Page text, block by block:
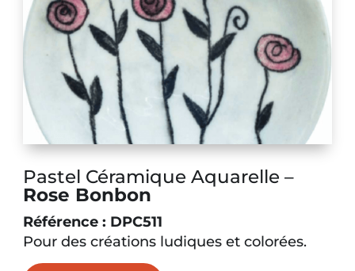
Pastel Céramique Aquarelle –
Rose Bonbon
Référence : DPC511
Pour des créations ludiques et colorées.